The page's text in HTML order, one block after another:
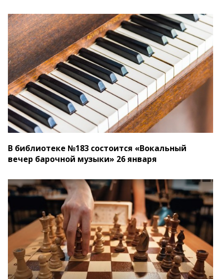
В библиотеке №183 состоится «Вокальный
вечер барочной музыки» 26 января